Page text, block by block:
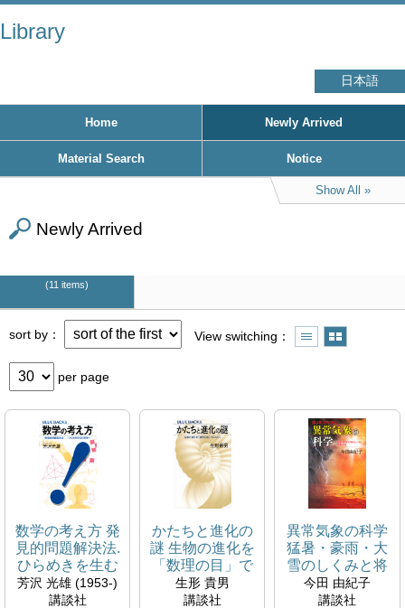
Library
日本語
Home Newly Arrived
Material Search Notice
Show All
Newly Arrived
11 items
sort by View switching
per page
数学の考え方 発
見的問題解決法.
ひらめきを生む
思考へ ブルーバ
ックス ; B-2331
芳沢 光雄 (1953-)
講談社
かたちと進化の
謎 生物の進化を
「数理の目」で
よみとく ブルー
バックス ; B-
生形 貴男
講談社
異常気象の科学
猛暑・豪雨・大
雪のしくみと将
来予測 ブルーバ
ックス ; B-2332
今田 由紀子
講談社